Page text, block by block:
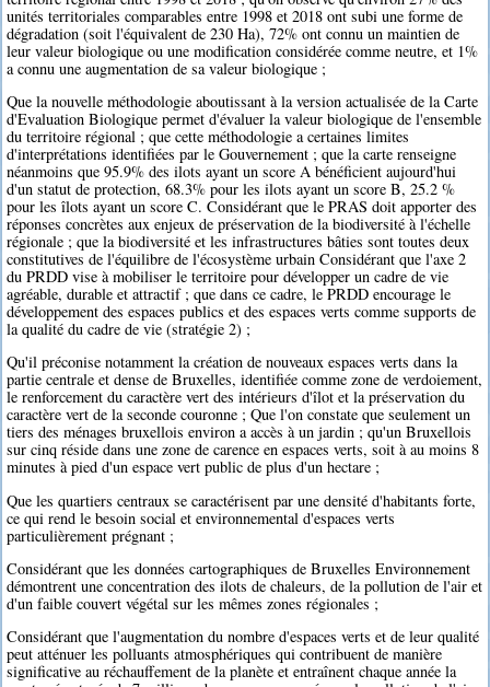
unités territoriales comparables entre 1998 et 2018 ont subi une forme de
dégradation (soit l'équivalent de 230 Ha), 72% ont connu un maintien de
leur valeur biologique ou une modification considérée comme neutre, et 1%
a connu une augmentation de sa valeur biologique ;
Que la nouvelle méthodologie aboutissant à la version actualisée de la Carte
d'Evaluation Biologique permet d'évaluer la valeur biologique de l'ensemble
du territoire régional ; que cette méthodologie a certaines limites
d'interprétations identifiées par le Gouvernement ; que la carte renseigne
néanmoins que 95.9% des ilots ayant un score A bénéficient aujourd'hui
d'un statut de protection, 68.3% pour les ilots ayant un score B, 25.2 %
pour les îlots ayant un score C. Considérant que le PRAS doit apporter des
réponses concrètes aux enjeux de préservation de la biodiversité à l'échelle
régionale ; que la biodiversité et les infrastructures bâties sont toutes deux
constitutives de l'équilibre de l'écosystème urbain Considérant que l'axe 2
du PRDD vise à mobiliser le territoire pour développer un cadre de vie
agréable, durable et attractif ; que dans ce cadre, le PRDD encourage le
développement des espaces publics et des espaces verts comme supports de
la qualité du cadre de vie (stratégie 2) ;
Qu'il préconise notamment la création de nouveaux espaces verts dans la
partie centrale et dense de Bruxelles, identifiée comme zone de verdoiement,
le renforcement du caractère vert des intérieurs d'îlot et la préservation du
caractère vert de la seconde couronne ; Que l'on constate que seulement un
tiers des ménages bruxellois environ a accès à un jardin ; qu'un Bruxellois
sur cinq réside dans une zone de carence en espaces verts, soit à au moins 8
minutes à pied d'un espace vert public de plus d'un hectare ;
Que les quartiers centraux se caractérisent par une densité d'habitants forte,
ce qui rend le besoin social et environnemental d'espaces verts
particulièrement prégnant ;
Considérant que les données cartographiques de Bruxelles Environnement
démontrent une concentration des ilots de chaleurs, de la pollution de l'air et
d'un faible couvert végétal sur les mêmes zones régionales ;
Considérant que l'augmentation du nombre d'espaces verts et de leur qualité
peut atténuer les polluants atmosphériques qui contribuent de manière
significative au réchauffement de la planète et entraînent chaque année la